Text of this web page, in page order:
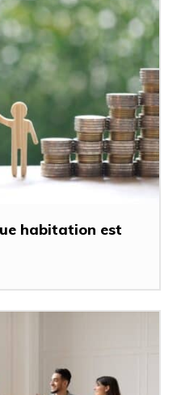
habitation est